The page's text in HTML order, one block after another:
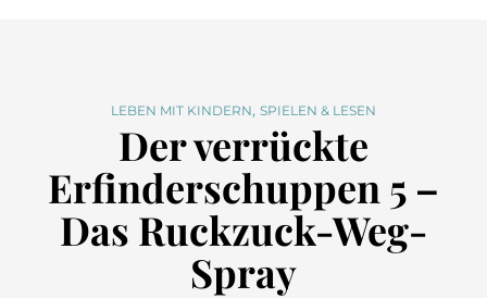
LEBEN MIT KINDERN, SPIELEN & LESEN
Der verrückte
Erfinderschuppen 5 –
Das Ruckzuck-Weg-
Spray